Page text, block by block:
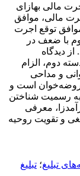
مالی به­ازای
مالی، موافق
توقع اجرت
با ضعف در
از دیدگاه
دوم، الزام
و مداحی
روضه‌خوان است و
رسمیت شناختن
معرفی
و تقویت روحیه
تبلیغ؛ تبلیغ